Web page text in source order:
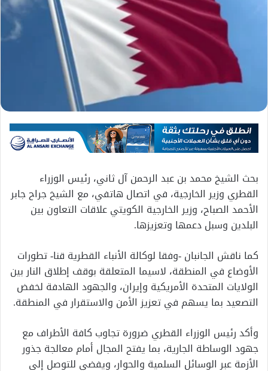
بحث الشيخ محمد بن عبد الرحمن آل ثاني، رئيس الوزراء
القطري وزير الخارجية، في اتصال هاتفي، مع الشيخ جراح جابر
الأحمد الصباح، وزير الخارجية الكويتي علاقات التعاون بين
البلدين وسبل دعمها وتعزيزها.
كما ناقش الجانبان -وفقا لوكالة الأنباء القطرية قنا- تطورات
الأوضاع في المنطقة، لاسيما المتعلقة بوقف إطلاق النار بين
الولايات المتحدة الأمريكية وإيران، والجهود الهادفة لخفض
التصعيد بما يسهم في تعزيز الأمن والاستقرار في المنطقة.
وأكد رئيس الوزراء القطري ضرورة تجاوب كافة الأطراف مع
جهود الوساطة الجارية، بما يفتح المجال أمام معالجة جذور
الأزمة عبر الوسائل السلمية والحوار، ويفضي للتوصل إلى